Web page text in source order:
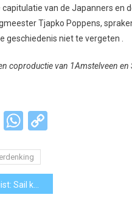
van de Japanners en
Tjapko Poppens,
geschiedenis niet te vergeten .
coproductie van 1Amstelveen
Facebook
WhatsApp
komt eraan”